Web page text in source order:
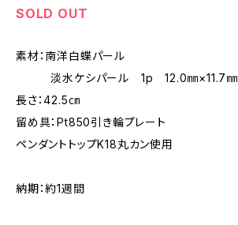
SOLD OUT
素材：南洋白蝶パール
淡水ケシパール 1p 12.0㎜×11.7㎜
長さ：42.5㎝
留め具：Pt850引き輪プレート
ペンダントトップK18丸カン使用
納期：約1週間